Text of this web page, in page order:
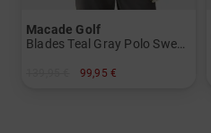
Macade Golf
99,95 €